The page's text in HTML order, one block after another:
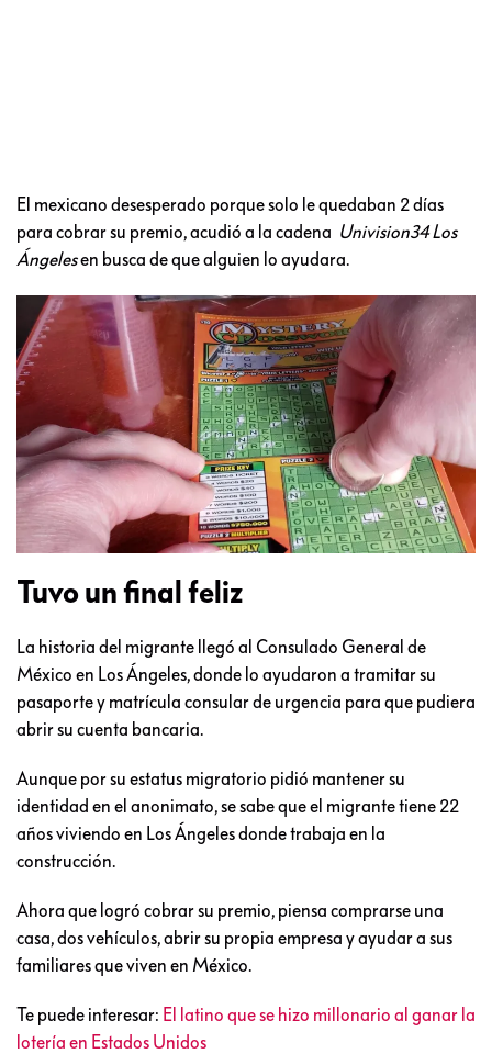
El mexicano desesperado porque solo le quedaban 2 días
para cobrar su premio, acudió a la cadena Univision34 Los
Ángelesen busca de que alguien lo ayudara.
Tuvo un final feliz
La historia del migrante llegó al Consulado General de
México en Los Ángeles, donde lo ayudaron a tramitar su
pasaporte y matrícula consular de urgencia para que pudiera
abrir su cuenta bancaria.
Aunque por su estatus migratorio pidió mantener su
identidad en el anonimato, se sabe que el migrante tiene 22
años viviendo en Los Ángeles donde trabaja en la
construcción.
Ahora que logró cobrar su premio, piensa comprarse una
casa, dos vehículos, abrir su propia empresa y ayudar a sus
familiares que viven en México.
Te puede interesar: El latino que se hizo millonario al ganar la
lotería en Estados Unidos